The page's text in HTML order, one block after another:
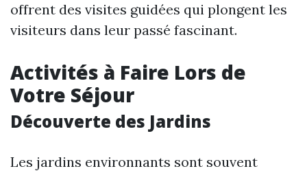
offrent des visites guidées qui plongent les
visiteurs dans leur passé fascinant.
Activités à Faire Lors de
Votre Séjour
Découverte des Jardins
Les jardins environnants sont souvent